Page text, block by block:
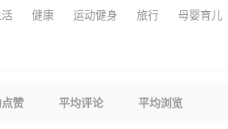
健康 运动健身 旅行 母婴育儿
赞 平均评论 平均浏览